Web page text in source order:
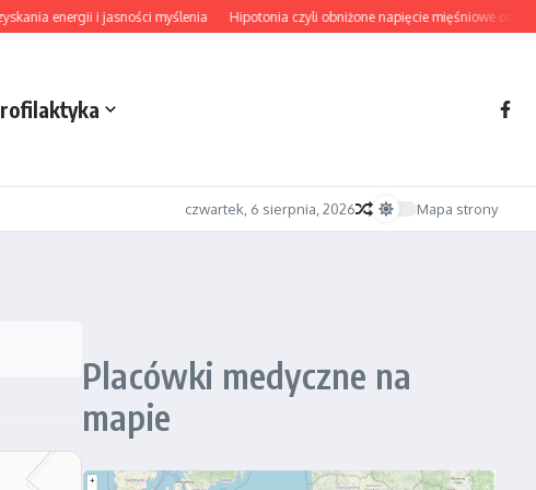
energii i jasności myślenia Hipotonia czyli obniżone napięcie mięśniowe od
czwartek, 6 sierpnia, 2026 Mapa strony
Placówki medyczne na
mapie